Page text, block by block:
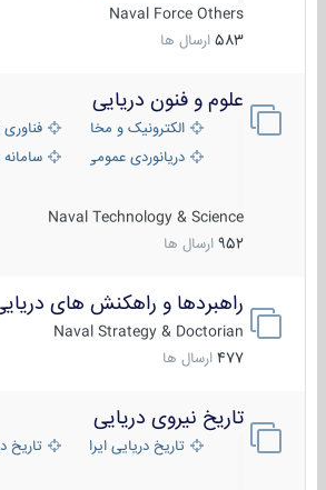
Naval Force Others
583 ارسال ها
علوم و فنون دریایی
الکترونیک و مخابرات دریاییفناوری
دریانوردی عمومی
سامانه
Naval Technology & Science
952 ارسال ها
راهبردها و راهکنش های دریایی
Naval Strategy & Doctorian
477 ارسال ها
تاریخ نیروی دریایی
تاریخ دریایی ایران تاریخ